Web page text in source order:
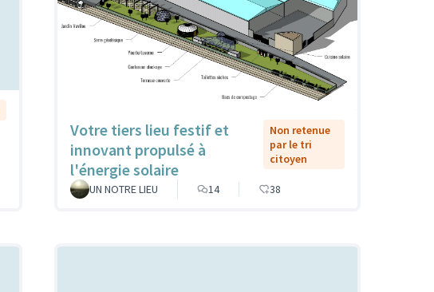
Votre tiers lieu festif et
innovant propulsé à
l'énergie solaire
Non retenue
par le tri
citoyen
UN NOTRE LIEU 14 38